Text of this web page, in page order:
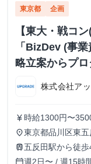
東京都 企画
【東大・戦コ
「BizDev (事
略立案からプ
株式会社ア
currency_yen 時給1300円〜
place東京都品川区東五
田５階
train 五反田駅から徒
calendar_today週2日〜 / 週15時